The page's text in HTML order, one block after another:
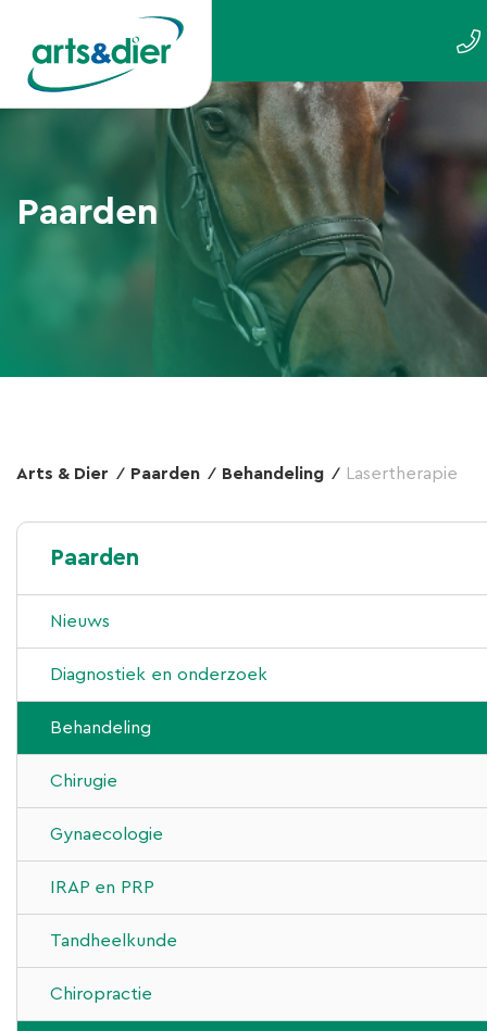
Paarden
Arts & Dier Paarden Behandeling Lasertherapie
Paarden
Nieuws
Diagnostiek en onderzoek
1e- en 2e lijns diergeneeskundige zorg
Aan- en verkoopkeuringen
Klinisch keuren/ -onderzoek
Scopie
Röntgenonderzoek
Mobiele röntgen
Echografie
Behandeling
Chirugie
Gynaecologie
IRAP en PRP
Tandheelkunde
Chiropractie